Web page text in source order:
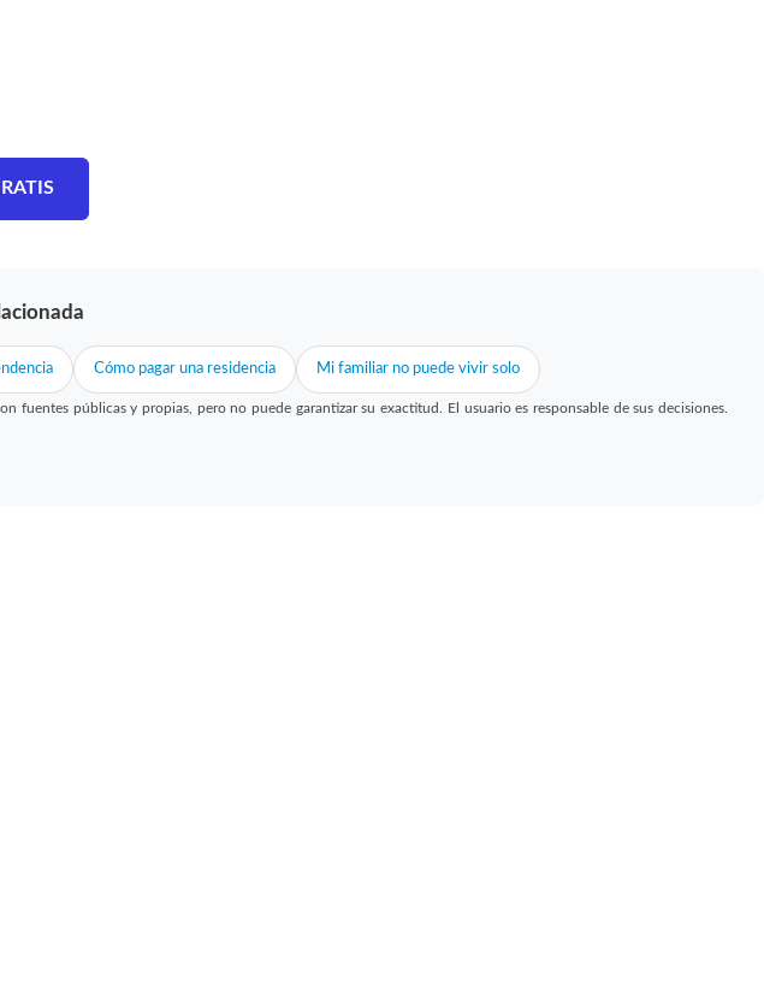
Cómo pagar una residencia Mi familiar no puede vivir solo
públicas y propias, pero no puede garantizar su exactitud. El usuario es responsable de sus decisiones.